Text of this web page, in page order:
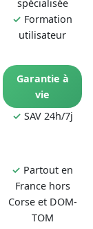
spécialisée
✓ Formation
utilisateur
Garantie à
vie
✓ SAV 24h/7j
✓ Partout en
France hors
Corse et DOM-
TOM